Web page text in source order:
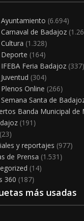
(6.694)
de Badajoz
(1.328)
(164)
Feria Badajoz (337)
(304)
Online (266)
Santa de
Banda Municipal de
(191)
(23)
y reportajes (977)
de Prensa (1.531)
(14)
360 (187)
más usadas